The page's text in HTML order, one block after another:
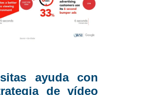
ayuda con
de vídeo